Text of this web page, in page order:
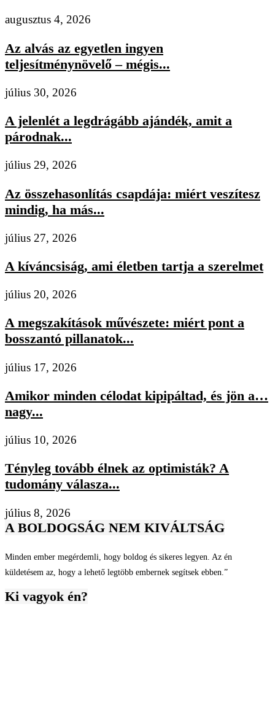
augusztus 4, 2026
Az alvás az egyetlen ingyen
teljesítménynövelő – mégis...
július 30, 2026
A jelenlét a legdrágább ajándék, amit a
párodnak...
július 29, 2026
Az összehasonlítás csapdája: miért veszítesz
mindig, ha más...
július 27, 2026
A kíváncsiság, ami életben tartja a szerelmet
július 20, 2026
A megszakítások művészete: miért pont a
bosszantó pillanatok...
július 17, 2026
Amikor minden célodat kipipáltad, és jön a…
nagy...
július 10, 2026
Tényleg tovább élnek az optimisták? A
tudomány válasza...
július 8, 2026
A BOLDOGSÁG NEM KIVÁLTSÁG
Minden ember megérdemli, hogy boldog és sikeres legyen. Az én
küldetésem az, hogy a lehető legtöbb embernek segítsek ebben.”
Ki vagyok én?